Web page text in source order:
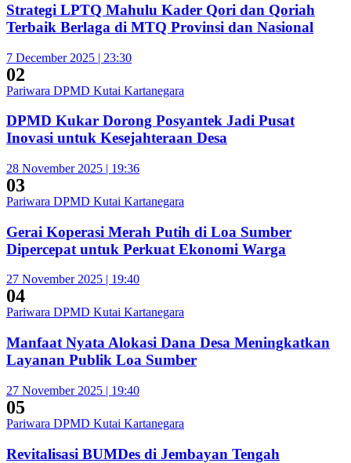
Strategi LPTQ Mahulu Kader Qori dan Qoriah
Terbaik Berlaga di MTQ Provinsi dan Nasional
7 December 2025 | 23:30
02
Pariwara DPMD Kutai Kartanegara
DPMD Kukar Dorong Posyantek Jadi Pusat
Inovasi untuk Kesejahteraan Desa
28 November 2025 | 19:36
03
Pariwara DPMD Kutai Kartanegara
Gerai Koperasi Merah Putih di Loa Sumber
Dipercepat untuk Perkuat Ekonomi Warga
27 November 2025 | 19:40
04
Pariwara DPMD Kutai Kartanegara
Manfaat Nyata Alokasi Dana Desa Meningkatkan
Layanan Publik Loa Sumber
27 November 2025 | 19:40
05
Pariwara DPMD Kutai Kartanegara
Revitalisasi BUMDes di Jembayan Tengah